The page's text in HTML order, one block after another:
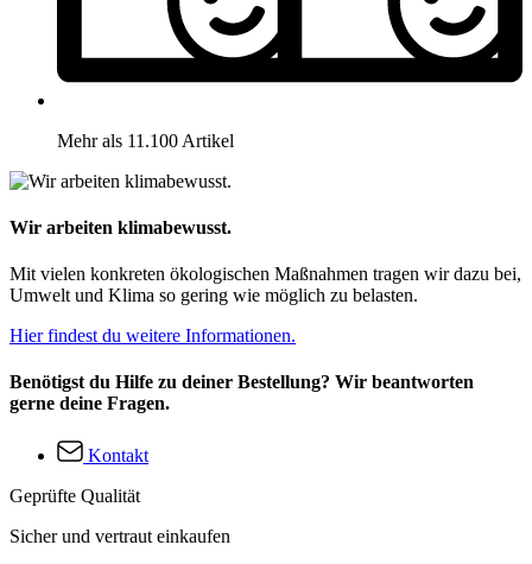
Mehr als 11.100 Artikel
Wir arbeiten klimabewusst.
Mit vielen konkreten ökologischen Maßnahmen tragen wir dazu bei,
Umwelt und Klima so gering wie möglich zu belasten.
Hier findest du weitere Informationen.
Benötigst du Hilfe zu deiner Bestellung? Wir beantworten
gerne deine Fragen.
Kontakt
Geprüfte Qualität
Sicher und vertraut einkaufen